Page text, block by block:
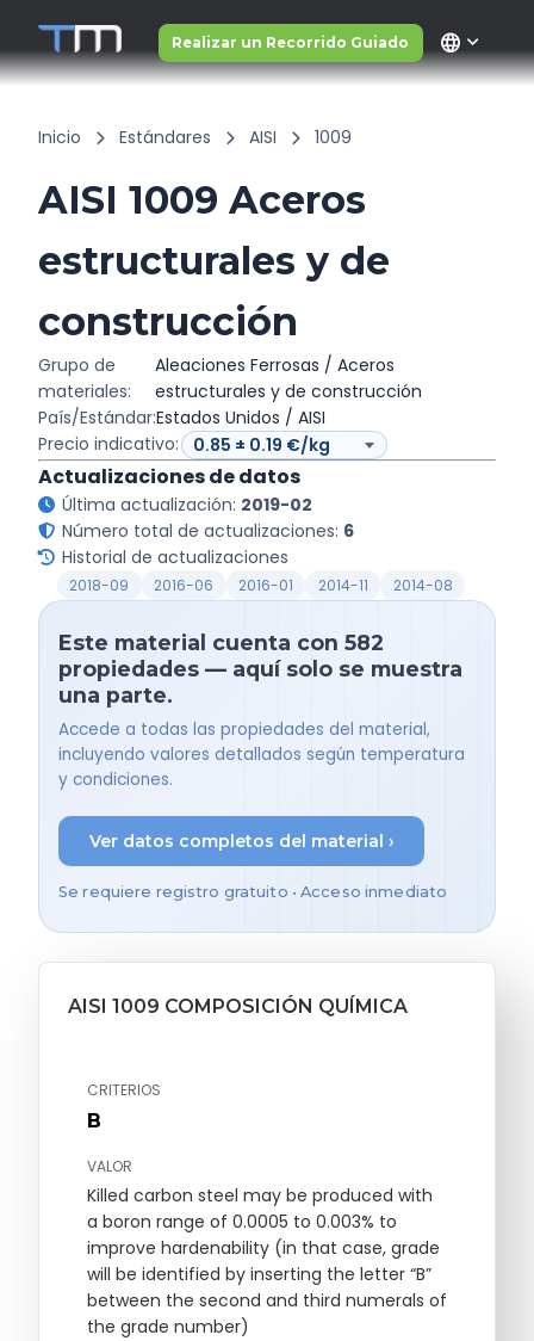
Realizar un Recorrido Guiado language
Inicio Estándares AISI 1009
AISI 1009 Aceros
estructurales y de
construcción
Grupo de
materiales:
Aleaciones Ferrosas / Aceros
estructurales y de construcción
País/Estándar:Estados Unidos / AISI
Precio indicativo:
Actualizaciones de datos
Última actualización: 2019-02
Número total de actualizaciones: 6
Historial de actualizaciones
2018-09 2016-06 2016-01 2014-11 2014-08
Este material cuenta con 582
propiedades — aquí solo se muestra
una parte.
Accede a todas las propiedades del material,
incluyendo valores detallados según temperatura
y condiciones.
Ver datos completos del material ›
Se requiere registro gratuito • Acceso inmediato
AISI 1009 COMPOSICIÓN QUÍMICA
CRITERIOS
B
VALOR
Killed carbon steel may be produced with
a boron range of 0.0005 to 0.003% to
improve hardenability (in that case, grade
will be identified by inserting the letter “B”
between the second and third numerals of
the grade number)